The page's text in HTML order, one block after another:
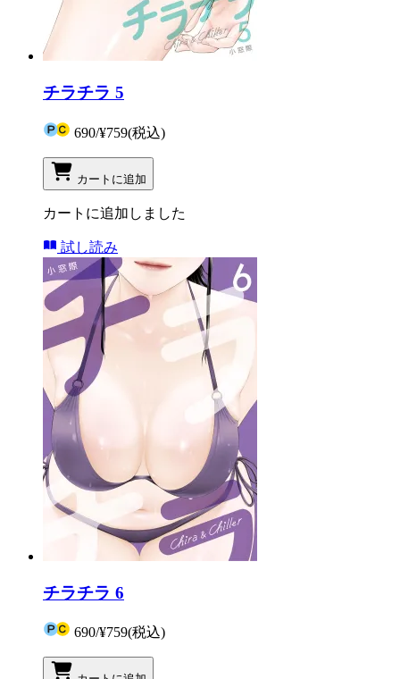
チラチラ 5
690/¥759(税込)
カートに追加
カートに追加しました
試し読み
チラチラ 6
690/¥759(税込)